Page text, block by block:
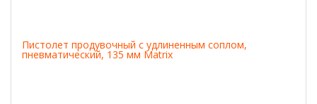
Пистолет продувочный с удлиненным соплом,
пневматический, 135 мм Matrix